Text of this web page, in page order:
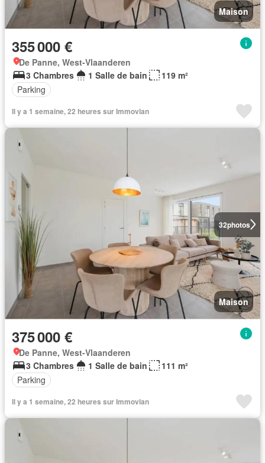
Maison
355 000 €
De Panne, West-Vlaanderen
3 Chambres
1 Salle de bain
119 m²
Parking
Il y a 1 semaine, 22 heures sur Immovlan
32photos
Maison
375 000 €
De Panne, West-Vlaanderen
3 Chambres
1 Salle de bain
111 m²
Parking
Il y a 1 semaine, 22 heures sur Immovlan